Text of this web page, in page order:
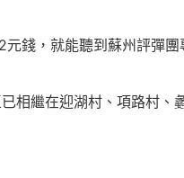
錢，就能聽到蘇州評彈團
相繼在迎湖村、項路村、